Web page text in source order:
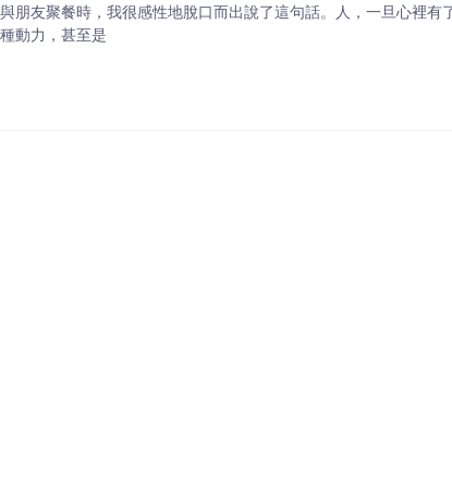
朋友聚餐時，我很感性地脫口而出說了這句話。人，一旦心裡
動力，甚至是